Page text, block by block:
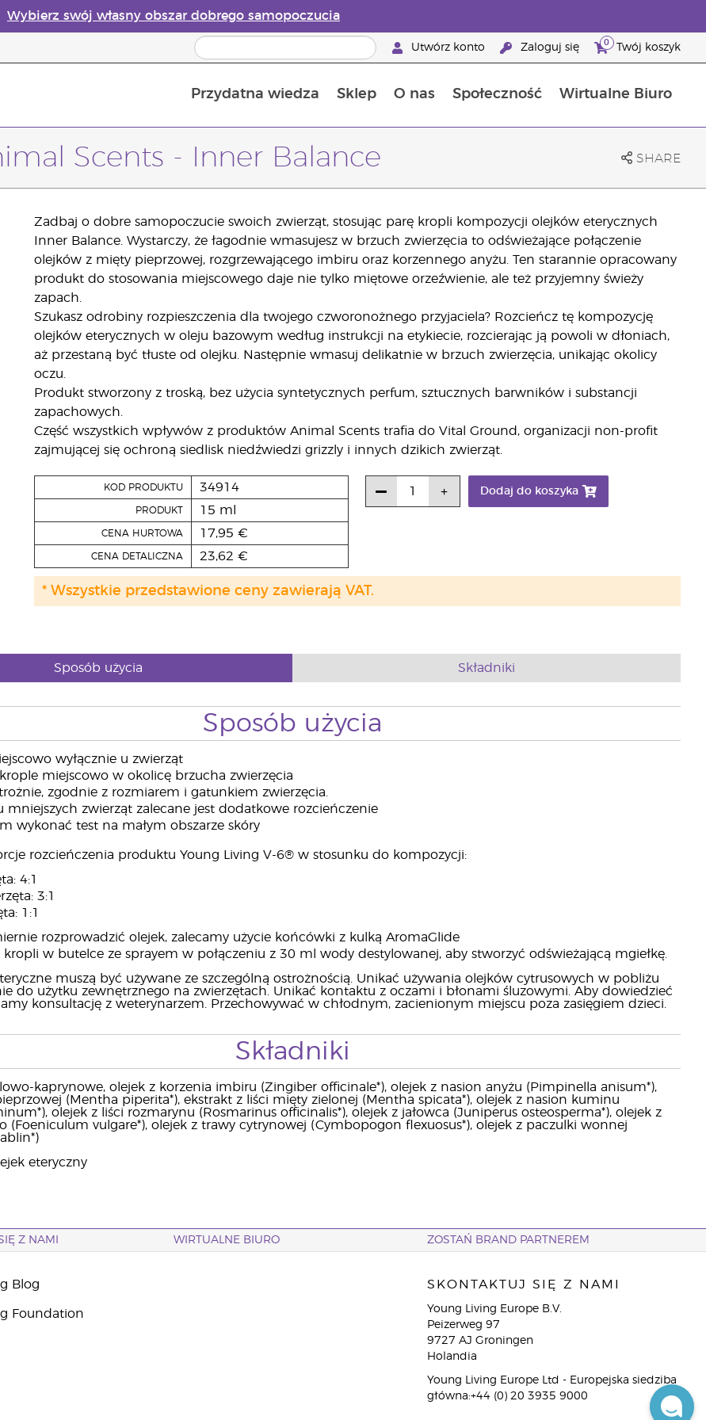
Wybierz swój własny obszar dobrego samopoczucia
Utwórz konto Zaloguj się 0 Twój koszyk
Przydatna wiedza Sklep O nas Społeczność Wirtualne Biuro
Scents - Inner Balance SHARE
Zadbaj o dobre samopoczucie swoich zwierząt, stosując parę kropli kompozycji olejków eterycznych
Inner Balance. Wystarczy, że łagodnie wmasujesz w brzuch zwierzęcia to odświeżające połączenie
olejków z mięty pieprzowej, rozgrzewającego imbiru oraz korzennego anyżu. Ten starannie opracowany
produkt do stosowania miejscowego daje nie tylko miętowe orzeźwienie, ale też przyjemny świeży
zapach.
Szukasz odrobiny rozpieszczenia dla twojego czworonożnego przyjaciela? Rozcieńcz tę kompozycję
olejków eterycznych w oleju bazowym według instrukcji na etykiecie, rozcierając ją powoli w dłoniach,
aż przestaną być tłuste od olejku. Następnie wmasuj delikatnie w brzuch zwierzęcia, unikając okolicy
oczu.
Produkt stworzony z troską, bez użycia syntetycznych perfum, sztucznych barwników i substancji
zapachowych.
Część wszystkich wpływów z produktów Animal Scents trafia do Vital Ground, organizacji non-profit
zajmującej się ochroną siedlisk niedźwiedzi grizzly i innych dzikich zwierząt.
KOD PRODUKTU 34914
PRODUKT 15 ml
CENA HURTOWA 17,95 €
CENA DETALICZNA 23,62 €
Dodaj do koszyka
* Wszystkie przedstawione ceny zawierają VAT.
Sposób użycia Składniki
Sposób użycia
wyłącznie u zwierząt
miejscowo w okolicę brzucha zwierzęcia
zgodnie z rozmiarem i gatunkiem zwierzęcia.
mniejszych zwierząt zalecane jest dodatkowe rozcieńczenie
wykonać test na małym obszarze skóry
rozcieńczenia produktu Young Living V-6® w stosunku do kompozycji:
4:1
3:1
1:1
rozprowadzić olejek, zalecamy użycie końcówki z kulką AromaGlide
w butelce ze sprayem w połączeniu z 30 ml wody destylowanej, aby stworzyć odświeżającą mgiełkę.
muszą być używane ze szczególną ostrożnością. Unikać używania olejków cytrusowych w pobliżu
do użytku zewnętrznego na zwierzętach. Unikać kontaktu z oczami i błonami śluzowymi. Aby dowiedzieć
konsultację z weterynarzem. Przechowywać w chłodnym, zacienionym miejscu poza zasięgiem dzieci.
Składniki
kaprynowe, olejek z korzenia imbiru (Zingiber officinale*), olejek z nasion anyżu (Pimpinella anisum*),
(Mentha piperita*), ekstrakt z liści mięty zielonej (Mentha spicata*), olejek z nasion kuminu
olejek z liści rozmarynu (Rosmarinus officinalis*), olejek z jałowca (Juniperus osteosperma*), olejek z
(Foeniculum vulgare*), olejek z trawy cytrynowej (Cymbopogon flexuosus*), olejek z paczulki wonnej
eteryczny
Z NAMI WIRTUALNE BIURO ZOSTAŃ BRAND PARTNEREM
Blog
Foundation
SKONTAKTUJ SIĘ Z NAMI
Young Living Europe B.V.
Peizerweg 97
9727 AJ Groningen
Holandia
Young Living Europe Ltd - Europejska siedziba
główna:+44 (0) 20 3935 9000